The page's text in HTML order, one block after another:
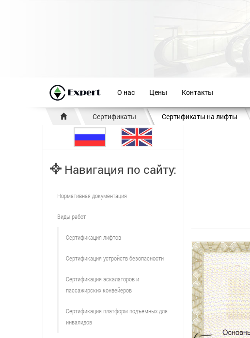
О нас Цены Контакты
Сертификаты Сертификаты на лифты
Навигация по сайту:
Нормативная документация
Виды работ
Сертификация лифтов
Сертификация устройств безопасности
Сертификация эскалаторов и
пассажирских конвейеров
Сертификация платформ подъемных для
инвалидов